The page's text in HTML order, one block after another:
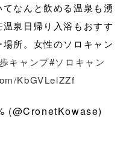
なんと飲める温泉も湧
泉日帰り入浴もおすす
所。女性のソロキャン
キャンプ#ソロキャン
KbGVLelZZf
(@CronetKowase)